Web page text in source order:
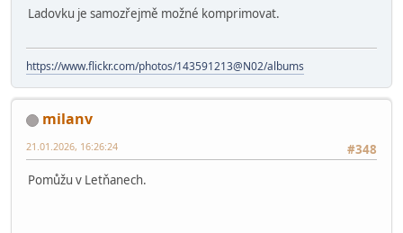
Pokud půjde někdo pomáhat ověřím co pro něj mám a vzal by
Pool
#347
21.01.2026, 16:13:16
Já počítám, že bych dorazil na tu deinstalaci OC Černý Most